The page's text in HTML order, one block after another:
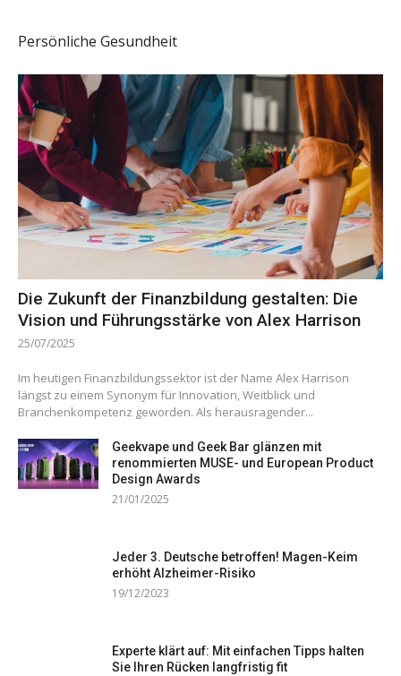
Persönliche Gesundheit
Die Zukunft der Finanzbildung gestalten: Die
Vision und Führungsstärke von Alex Harrison
25/07/2025
Im heutigen Finanzbildungssektor ist der Name Alex Harrison
längst zu einem Synonym für Innovation, Weitblick und
Branchenkompetenz geworden. Als herausragender...
Geekvape und Geek Bar glänzen mit
renommierten MUSE- und European Product
Design Awards
21/01/2025
Jeder 3. Deutsche betroffen! Magen-Keim
erhöht Alzheimer-Risiko
19/12/2023
Experte klärt auf: Mit einfachen Tipps halten
Sie Ihren Rücken langfristig fit